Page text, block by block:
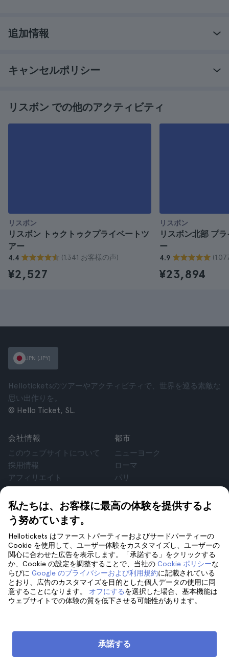
追加情報
キャンセルポリシー
リスボン での他のアクティビティ
リスボン
リスボン トゥクトゥクプライベートツ
アー
4.4 (1.341 お客様の声)
¥2,527
リスボン
リスボン北部 プ
ー
4.9
¥23,894
私たちは、お客様に最高の体験を提供するよ
う努めています。
Hellotickets はファーストパーティーおよびサードパーティーの
Cookie を使用して、ユーザー体験をカスタマイズし、ユーザーの
関心に合わせた広告を表示します。「承諾する」をクリックする
か、Cookie の設定を調整することで、当社の Cookie ポリシーな
らびに Google のプライバシーおよび利用規約に記載されている
とおり、広告のカスタマイズを目的とした個人データの使用に同
意することになります。 オフにするを選択した場合、基本機能は
ウェブサイトでの体験の質を低下させる可能性があります。
承諾する
JPN (JPY)
Helloticketsのツアーやアクティビティで、世界を巡る素敵な
思い出作りを。
© Hello Ticket, SL.
会社情報
このウェブサイトについて
採用情報
アフィリエイト
個人情報保護方針
利用規約
法律相談
cookie
都市
ニューヨーク
ローマ
パリ
グラナダ
サポート
サポート
お問い合わせ
フォローしてください